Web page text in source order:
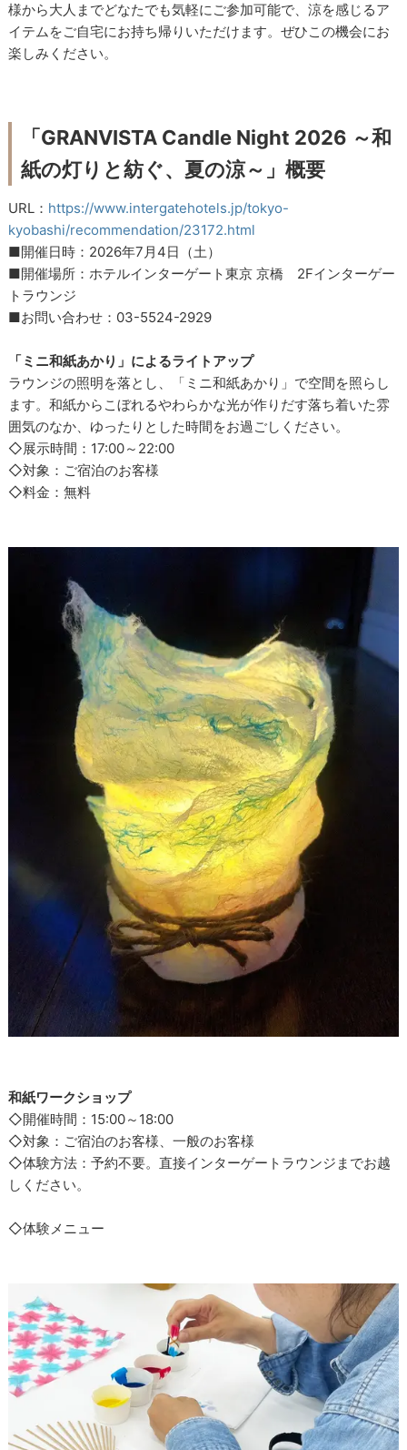
様から大人までどなたでも気軽にご参加可能で、涼を感じるア
イテムをご自宅にお持ち帰りいただけます。ぜひこの機会にお
楽しみください。
「GRANVISTA Candle Night 2026 ～和
紙の灯りと紡ぐ、夏の涼～」概要
URL： https://www.intergatehotels.jp/tokyo-
kyobashi/recommendation/23172.html
■開催日時：2026年7月4日（土）
■開催場所：ホテルインターゲート東京 京橋 2Fインターゲー
トラウンジ
■お問い合わせ：03-5524-2929
「ミニ和紙あかり」によるライトアップ
ラウンジの照明を落とし、「ミニ和紙あかり」で空間を照らし
ます。和紙からこぼれるやわらかな光が作りだす落ち着いた雰
囲気のなか、ゆったりとした時間をお過ごしください。
◇展示時間：17:00～22:00
◇対象：ご宿泊のお客様
◇料金：無料
和紙ワークショップ
◇開催時間：15:00～18:00
◇対象：ご宿泊のお客様、一般のお客様
◇体験方法：予約不要。直接インターゲートラウンジまでお越
しください。
◇体験メニュー